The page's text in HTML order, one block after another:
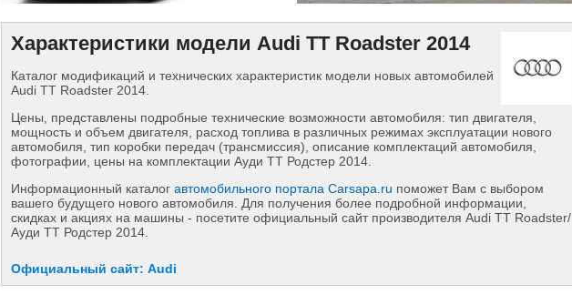
Характеристики модели Audi TT Roadster 2014
Каталог модификаций и технических характеристик модели новых автомобилей
Audi TT Roadster 2014.
Цены, представлены подробные технические возможности автомобиля: тип двигателя,
мощность и объем двигателя, расход топлива в различных режимах эксплуатации нового
автомобиля, тип коробки передач (трансмиссия), описание комплектаций автомобиля,
фотографии, цены на комплектации Ауди ТТ Родстер 2014.
Информационный каталог автомобильного портала Carsapa.ru поможет Вам с выбором
вашего будущего нового автомобиля. Для получения более подробной информации,
скидках и акциях на машины - посетите официальный сайт производителя Audi TT Roadster/
Ауди ТТ Родстер 2014.
Официальный сайт: Audi